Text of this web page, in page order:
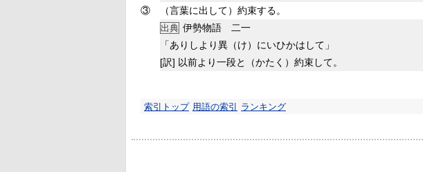
③
（言葉に出して）約束する。
出典 伊勢物語 二一
「ありしより異（け）にいひかはして」
[訳] 以前より一段と（かたく）約束して。
索引トップ 用語の索引 ランキング